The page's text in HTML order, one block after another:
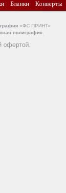
Бланки Конверты
«ФС ПРИНТ»
полиграфия
офертой.